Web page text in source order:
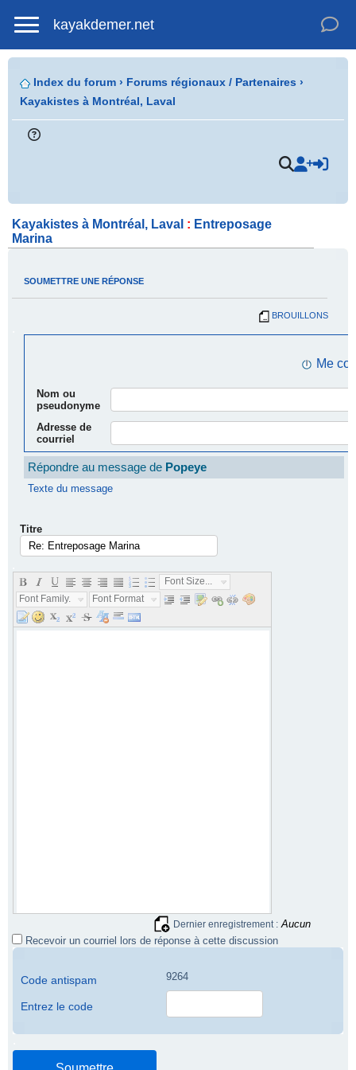
kayakdemer.net
Index du forum › Forums régionaux / Partenaires ›
Kayakistes à Montréal, Laval
Kayakistes à Montréal, Laval : Entreposage
Marina
SOUMETTRE UNE RÉPONSE
BROUILLONS
Me
Nom ou
pseudonyme
Adresse de
courriel
Répondre au message de Popeye
Texte du message
Titre
Font Size...
Font Family...
Font Format...
Dernier enregistrement : Aucun
Recevoir un courriel lors de réponse à cette discussion
Code antispam 9264
Entrez le code